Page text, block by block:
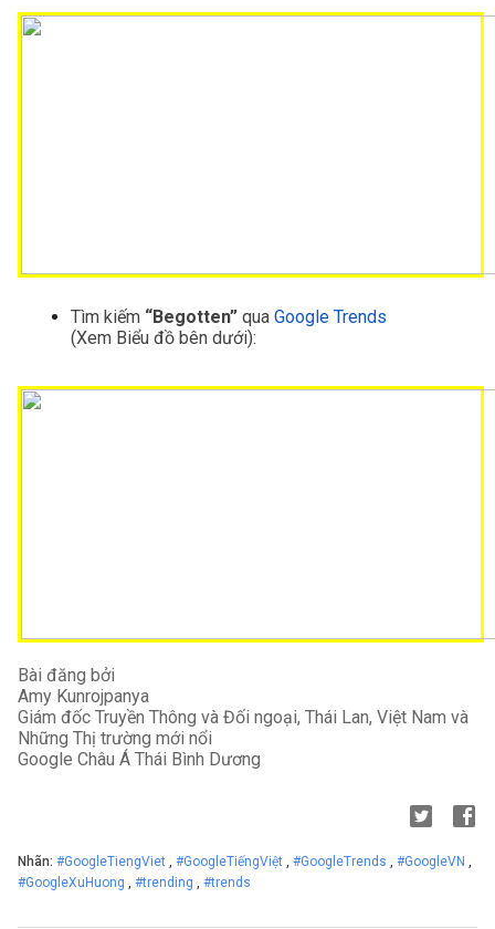
Tìm kiếm “Begotten” qua Google Trends
(Xem Biểu đồ bên dưới):
Bài đăng bởi
Amy Kunrojpanya
Giám đốc Truyền Thông và Đối ngoại, Thái Lan, Việt Nam và
Những Thị trường mới nổi
Google Châu Á Thái Bình Dương
Nhãn: #GoogleTiengViet , #GoogleTiếngViệt , #GoogleTrends , #GoogleVN ,
#GoogleXuHuong , #trending , #trends